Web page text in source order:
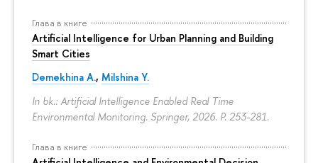
Глава в книге
Artificial Intelligence for Urban Planning and Building
Smart Cities
Demekhina A., Milshina Y.
In bk.: Artificial Intelligence Enabled Real Time
Environmental Monitoring. Springer, 2026. P. 253-281.
Глава в книге